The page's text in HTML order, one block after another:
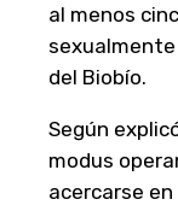
al menos
del Biobío.
Según
modus
acercarse